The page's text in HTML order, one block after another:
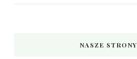
NASZE STRONY